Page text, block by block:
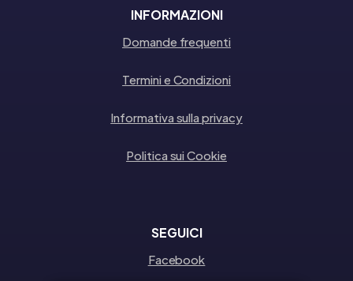
INFORMAZIONI
Domande frequenti
Termini e Condizioni
Informativa sulla privacy
Politica sui Cookie
SEGUICI
Facebook